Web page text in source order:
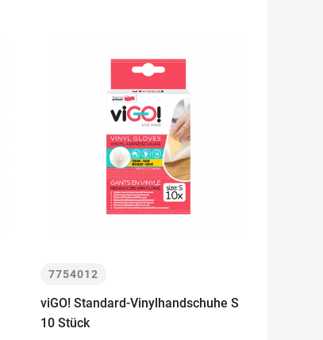
7754012
viGO! Standard-Vinylhandschuhe S
10 Stück